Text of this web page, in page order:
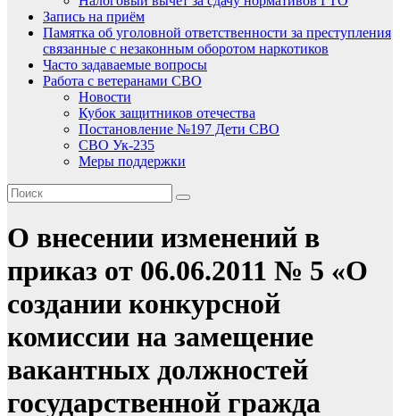
Запись на приём
Памятка об уголовной ответственности за преступления
связанные с незаконным оборотом наркотиков
Часто задаваемые вопросы
Работа с ветеранами СВО
Новости
Кубок защитников отечества
Постановление №197 Дети СВО
СВО Ук-235
Меры поддержки
О внесении изменений в
приказ от 06.06.2011 № 5 «О
создании конкурсной
комиссии на замещение
вакантных должностей
государственной гражда